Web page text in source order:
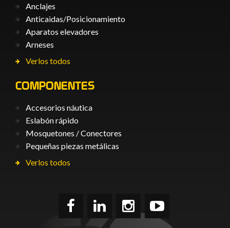
Anclajes
Anticaìdas/Posicionamiento
Aparatos elevadores
Arneses
Verlos todos
COMPONENTES
Accesorios náutica
Eslabón rápido
Mosquetones / Conectores
Pequeñas piezas metálicas
Verlos todos